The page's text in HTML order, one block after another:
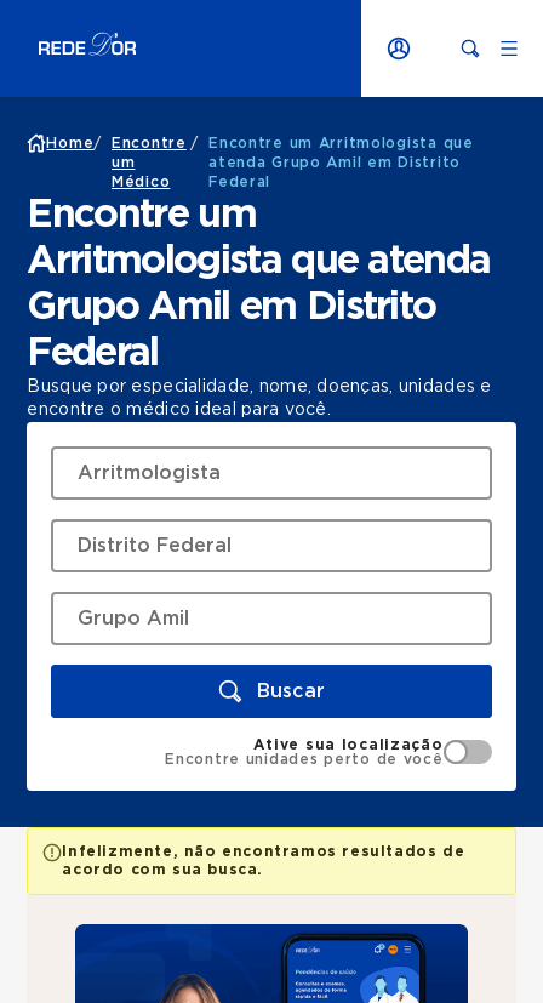
Home/
Encontre
um
Médico
/
Encontre um Arritmologista que
atenda Grupo Amil em Distrito
Federal
Encontre um
Arritmologista que atenda
Grupo Amil em Distrito
Federal
Busque por especialidade, nome, doenças, unidades e
encontre o médico ideal para você.
Buscar
Ative sua localização
Encontre unidades perto de você
Infelizmente, não encontramos resultados de
acordo com sua busca.